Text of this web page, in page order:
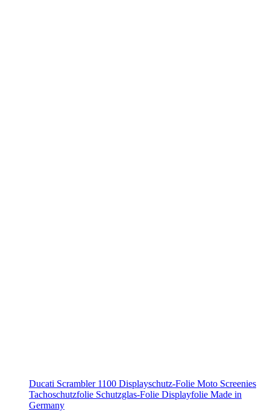
Ducati Scrambler 1100 Displayschutz-Folie Moto Screenies
Tachoschutzfolie Schutzglas-Folie Displayfolie Made in
Germany